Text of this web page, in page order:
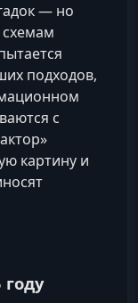
— но
подходов,
с
картину и
году